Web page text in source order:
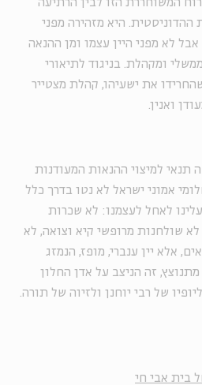
המשוחררת הזו לבין הרתיעה
היא מזהירה מפני
לא מפני היין עצמו ומן ההנאה
ומקהלת. בניגוד לתיאורי
את ישעיהו, קהלת מצטייר
ואנין.
תנאי למיצוי ההנאות המעודנות
אמוני ישראל לא נטו בדרך כלל
לאחל לעצמנו: לא שכרות
שולחנות מרופשי קיא וצואה, לא
אלא יין ענברי, מופז, הנמזג
זה הניצב על אדן החלון
של רבי יוחנן ולזיוה של תורה.
בית אבי חי